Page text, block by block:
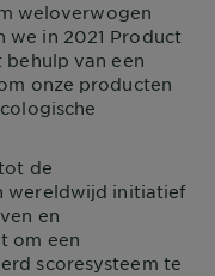
weloverwogen
we in 2021 Product
van een
onze producten
de
wereldwijd initiatief
en
om een
scoresysteem te